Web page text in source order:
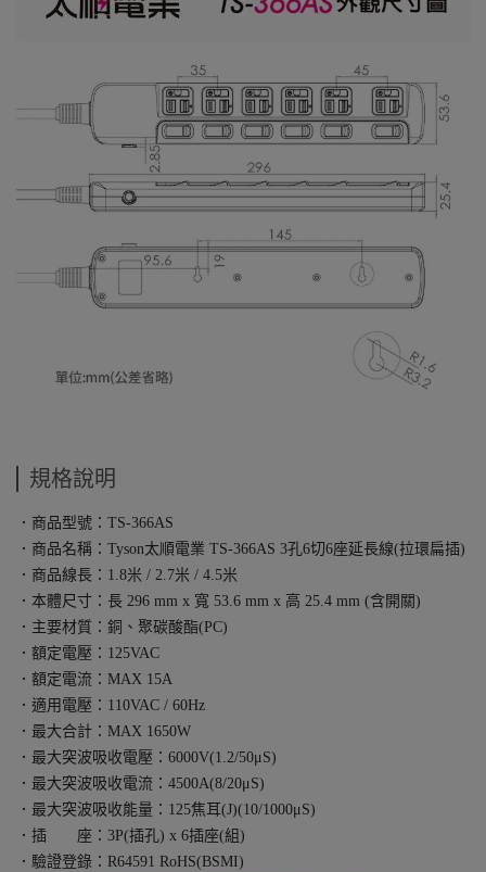
規格說明
．商品型號：TS-366AS
．商品名稱：Tyson太順電業 TS-366AS 3孔6切6座延長線(拉環扁插)
．商品線長：1.8米 / 2.7米 / 4.5米
．本體尺寸：長 296 mm x 寬 53.6 mm x 高 25.4 mm (含開關)
．主要材質：銅、聚碳酸酯(PC)
．額定電壓：125VAC
．額定電流：MAX 15A
．適用電壓：110VAC / 60Hz
．最大合計：MAX 1650W
．最大突波吸收電壓：6000V(1.2/50μS)
．最大突波吸收電流：4500A(8/20μS)
．最大突波吸收能量：125焦耳(J)(10/1000μS)
．插 座：3P(插孔) x 6插座(組)
．驗證登錄：R64591 RoHS(BSMI)